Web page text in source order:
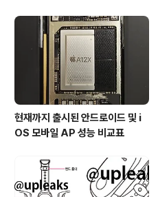
현재까지 출시된 안드로이드 및 i
OS 모바일 AP 성능 비교표